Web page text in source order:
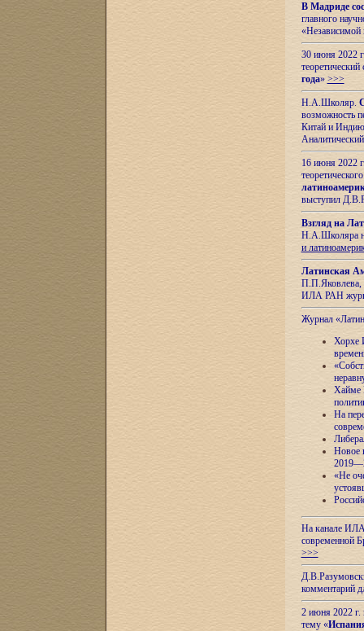
В Мадриде
главного
«Независимой
30 июня 2022
года» >>>
Н.А.Школяр.
возможность
Китай и
16 июня 2022
выступил
Взгляд на
Н.А.Школяра
и
Латинская
П.П.Яковлева,
ИЛА РАН
Журнал
Хорхе
Хайме
На
Новое
«Не
На канале ИЛА
современной
>>>
комментарий
2 июня 2022 г.
тему «